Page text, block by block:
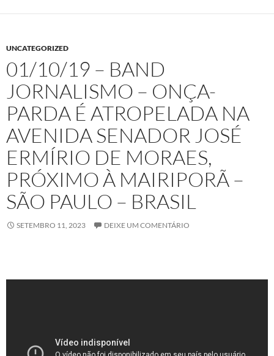
UNCATEGORIZED
01/10/19 – BAND
JORNALISMO – ONÇA-
PARDA É ATROPELADA NA
AVENIDA SENADOR JOSÉ
ERMÍRIO DE MORAES,
PRÓXIMO À MAIRIPORÃ –
SÃO PAULO – BRASIL
SETEMBRO 11, 2023 DEIXE UM COMENTÁRIO